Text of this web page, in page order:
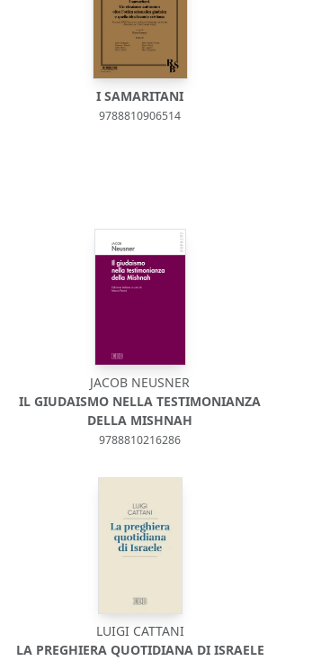
I SAMARITANI
9788810906514
JACOB NEUSNER
IL GIUDAISMO NELLA TESTIMONIANZA
DELLA MISHNAH
9788810216286
LUIGI CATTANI
LA PREGHIERA QUOTIDIANA DI ISRAELE